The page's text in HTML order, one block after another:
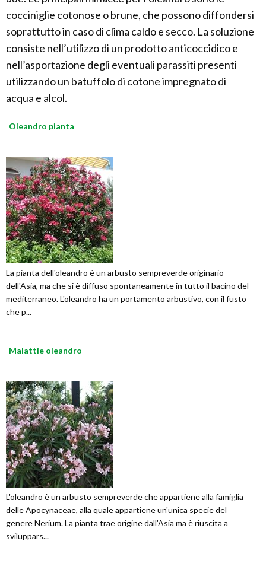
cocciniglie cotonose o brune, che possono diffondersi
soprattutto in caso di clima caldo e secco. La soluzione
consiste nell’utilizzo di un prodotto anticoccidico e
nell’asportazione degli eventuali parassiti presenti
utilizzando un batuffolo di cotone impregnato di
acqua e alcol.
Oleandro pianta
La pianta dell'oleandro è un arbusto sempreverde originario
dell'Asia, ma che si è diffuso spontaneamente in tutto il bacino del
mediterraneo. L'oleandro ha un portamento arbustivo, con il fusto
che p...
Malattie oleandro
L'oleandro è un arbusto sempreverde che appartiene alla famiglia
delle Apocynaceae, alla quale appartiene un'unica specie del
genere Nerium. La pianta trae origine dall'Asia ma è riuscita a
sviluppars...